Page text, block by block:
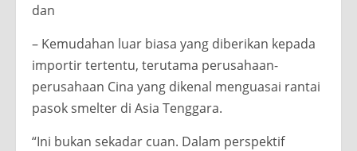
dan
– Kemudahan luar biasa yang diberikan kepada
importir tertentu, terutama perusahaan-
perusahaan Cina yang dikenal menguasai rantai
pasok smelter di Asia Tenggara.
“Ini bukan sekadar cuan. Dalam perspektif